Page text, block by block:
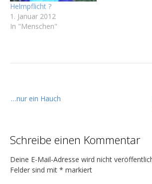
Helmpflicht ?
1. Januar 2012
In "Menschen"
e
t
r
a
g
…nur ein Hauch
Schreibe einen Kommentar
Deine E-Mail-Adresse wird nicht
Felder sind mit * markiert